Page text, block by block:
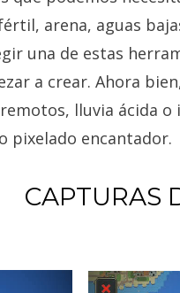
arena, aguas
una de estas
a crear. Ahora
lluvia ácida
pixelado encantador.
CAPTURAS